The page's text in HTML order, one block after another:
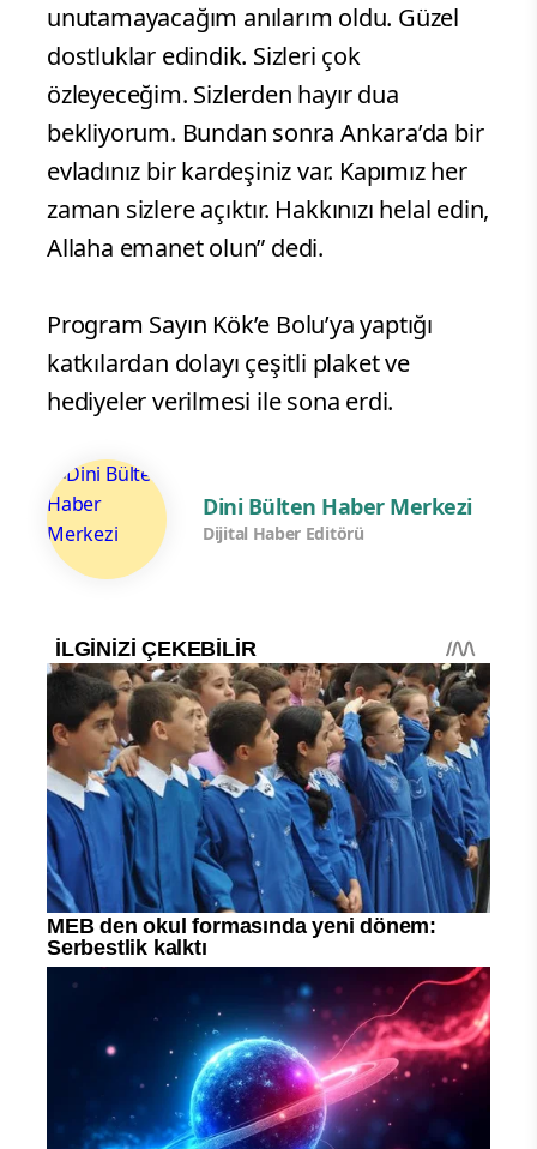
unutamayacağım anılarım oldu. Güzel
dostluklar edindik. Sizleri çok
özleyeceğim. Sizlerden hayır dua
bekliyorum. Bundan sonra Ankara’da bir
evladınız bir kardeşiniz var. Kapımız her
zaman sizlere açıktır. Hakkınızı helal edin,
Allaha emanet olun” dedi.
Program Sayın Kök’e Bolu’ya yaptığı
katkılardan dolayı çeşitli plaket ve
hediyeler verilmesi ile sona erdi.
Dini Bülten Haber Merkezi
Dijital Haber Editörü